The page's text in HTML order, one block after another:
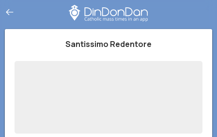
Santissimo Redentore